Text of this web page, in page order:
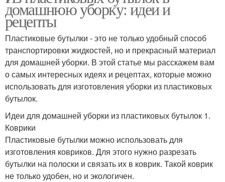
домашнюю уборку: идеи и
рецепты
Пластиковые бутылки - это не только удобный способ
транспортировки жидкостей, но и прекрасный материал
для домашней уборки. В этой статье мы расскажем вам
о самых интересных идеях и рецептах, которые можно
использовать для изготовления уборки из пластиковых
бутылок.
Идеи для домашней уборки из пластиковых бутылок 1.
Коврики
Пластиковые бутылки можно использовать для
изготовления ковриков. Для этого нужно разрезать
бутылки на полоски и связать их в коврик. Такой коврик
не только удобен, но и экологичен.